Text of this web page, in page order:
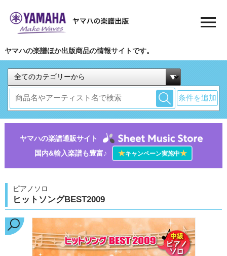
ヤマハの楽譜ほか出版商品の情報サイトです。
条件を追加
ヤマハの楽譜通販サイト
国内&輸入楽譜も豊富♪
★キャンペーン実施中★
ピアノソロ
ヒットソングBEST2009